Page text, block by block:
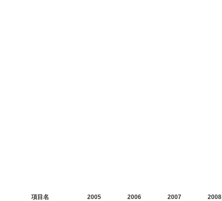
項目名 2005 2006 2007 2008